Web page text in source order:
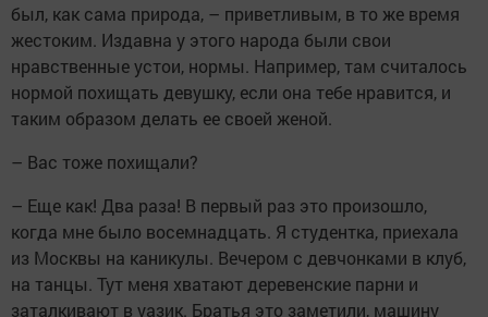
был, как сама природа, – приветливым, в то же время
жестоким. Издавна у этого народа были свои
нравственные устои, нормы. Например, там считалось
нормой похищать девушку, если она тебе нравится, и
таким образом делать ее своей женой.
– Вас тоже похищали?
– Еще как! Два раза! В первый раз это произошло,
когда мне было восемнадцать. Я студентка, приехала
из Москвы на каникулы. Вечером с девчонками в клуб,
на танцы. Тут меня хватают деревенские парни и
заталкивают в уазик. Братья это заметили, машину